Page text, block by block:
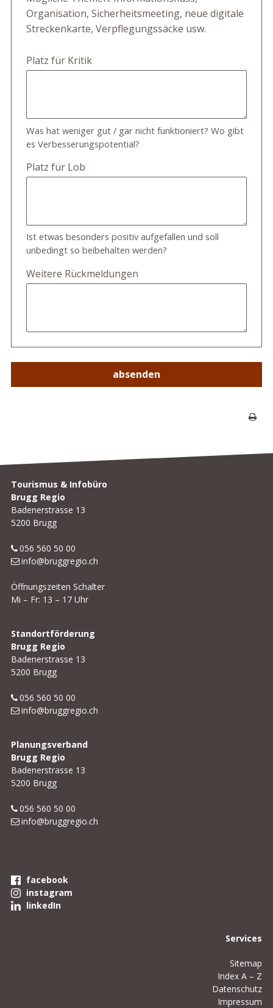
Organisation, Sicherheitsmeeting, neue digitale
Streckenkarte, Verpflegungssäcke usw.
Platz für Kritik
Was hat weniger gut / gar nicht funktioniert? Wo gibt
es Verbesserungspotential?
Platz für Lob
Ist etwas besonders positiv aufgefallen und soll
unbedingt so beibehalten werden?
Weitere Rückmeldungen
absenden
Footer
Tourismus & Infobüro
Brugg Regio
Badenerstrasse 13
5200 Brugg
056 560 50 00
info@bruggregio.ch
Öffnungszeiten Schalter
Mi – Fr: 13 – 17 Uhr
Standortförderung
Brugg Regio
Badenerstrasse 13
5200 Brugg
056 560 50 00
info@bruggregio.ch
Planungsverband
Brugg Regio
Badenerstrasse 13
5200 Brugg
056 560 50 00
info@bruggregio.ch
facebook
instagram
linkedIn
Services
Sitemap
Index A – Z
Datenschutz
Impressum